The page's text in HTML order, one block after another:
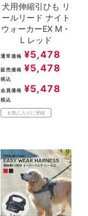
犬用伸縮引ひも リ
ールリード ナイト
ウォーカーEX M・
L レッド
通常価格 ¥5,478
販売価格 ¥5,478
税込
会員価格 ¥5,478
税込
お気に入りに登録